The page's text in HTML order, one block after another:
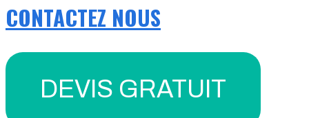
CONTACTEZ NOUS
DEVIS GRATUIT